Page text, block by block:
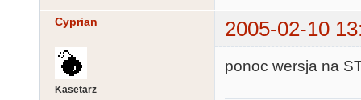
Cyprian 2005-02-10
Kasetarz
ponoc wersja na